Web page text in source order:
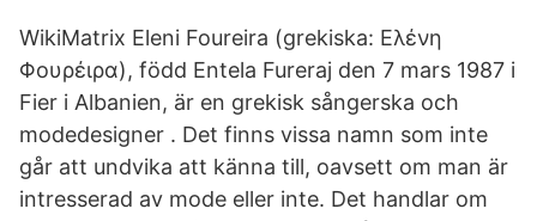
WikiMatrix Eleni Foureira (grekiska: Ελένη
Φουρέιρα), född Entela Fureraj den 7 mars 1987 i
Fier i Albanien, är en grekisk sångerska och
modedesigner . Det finns vissa namn som inte
går att undvika att känna till, oavsett om man är
intresserad av mode eller inte. Det handlar om